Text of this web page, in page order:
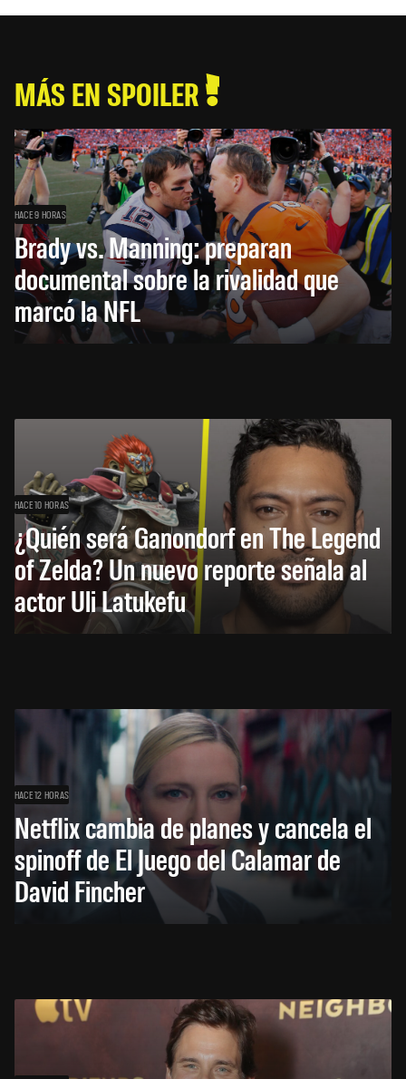
MÁS EN SPOILER
HACE 9 HORAS
Brady vs. Manning: preparan
documental sobre la rivalidad que
marcó la NFL
HACE 10 HORAS
¿Quién será Ganondorf en The Legend
of Zelda? Un nuevo reporte señala al
actor Uli Latukefu
HACE 12 HORAS
Netflix cambia de planes y cancela el
spinoff de El Juego del Calamar de
David Fincher